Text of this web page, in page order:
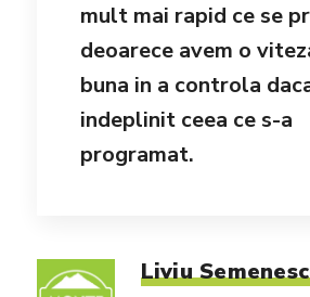
mult mai rapid ce se
deoarece avem o
buna in a controla
indeplinit ceea ce s-a
programat.
Liviu